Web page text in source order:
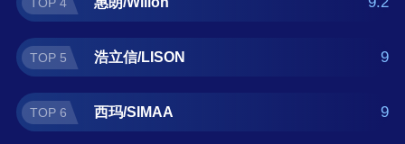
TOP 5 浩立信/LISON 9
TOP 6 西玛/SIMAA 9